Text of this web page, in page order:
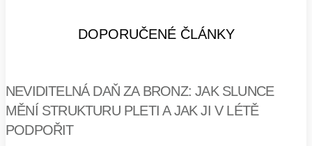
DOPORUČENÉ ČLÁNKY
NEVIDITELNÁ DAŇ ZA BRONZ: JAK SLUNCE
MĚNÍ STRUKTURU PLETI A JAK JI V LÉTĚ
PODPOŘIT